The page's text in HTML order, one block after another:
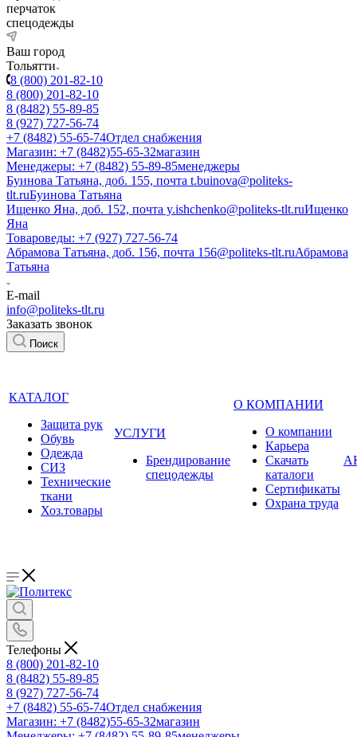
перчаток
спецодежды
Ваш город
Тольятти
8 (800) 201-82-10
8 (800) 201-82-10
8 (8482) 55-89-85
8 (927) 727-56-74
+7 (8482) 55-65-74Отдел снабжения
Магазин: +7 (8482)55-65-32магазин
Менеджеры: +7 (8482) 55-89-85менеджеры
Буинова Татьяна, доб. 155, почта t.buinova@politeks-
tlt.ruБуинова Татьяна
Ищенко Яна, доб. 152, почта y.ishchenko@politeks-tlt.ruИщенко
Яна
Товароведы: +7 (927) 727-56-74
Абрамова Татьяна, доб. 156, почта 156@politeks-tlt.ruАбрамова
Татьяна
E-mail
info@politeks-tlt.ru
Заказать звонок
Поиск
КАТАЛОГ
Защита рук
Обувь
Одежда
СИЗ
Технические
ткани
Хоз.товары
УСЛУГИ
Брендирование
спецодежды
О КОМПАНИИ
О компании
Карьера
Cкачать
каталоги
Сертификаты
Охрана труда
Телефоны
8 (800) 201-82-10
8 (8482) 55-89-85
8 (927) 727-56-74
+7 (8482) 55-65-74Отдел снабжения
Магазин: +7 (8482)55-65-32магазин